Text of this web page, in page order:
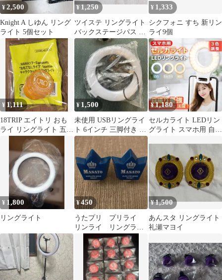
¥2,500
Knight A しゆん リング
ライト 5個セット
¥1,250
ツイステ リングライト
バックステージパス ブ
レイジングジュエル カ
リム
¥ 1,333
シクフォニ すち 新リン
ライ9個
¥ 1,111
18TRIP エイトリ おも
ライ リングライト 五十
竹あく太
¥ 1,500
未使用 USBリングライ
ト 6インチ 三脚付き 調
光10段階
¥1,180
セルカライト LEDリン
グライト スマホ用 自撮
¥ 1,800
リングライト
¥450
うたプリ プリライ
リンライ リングライ
ト 真斗 2個セット
¥1,500
あんスタ リングライト
礼瀬マヨイ